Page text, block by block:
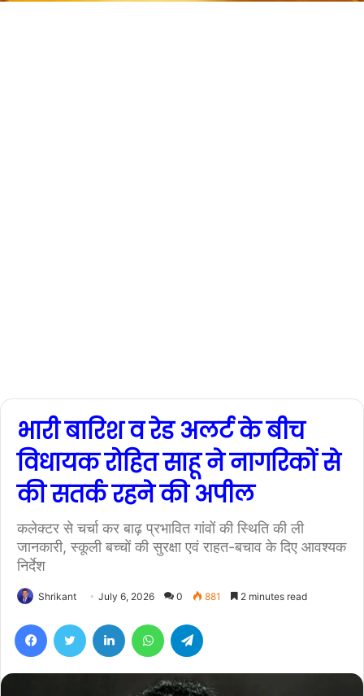
भारी बारिश व रेड अलर्ट के बीच
विधायक रोहित साहू ने नागरिकों से
की सतर्क रहने की अपील
कलेक्टर से चर्चा कर बाढ़ प्रभावित गांवों की स्थिति की ली
जानकारी, स्कूली बच्चों की सुरक्षा एवं राहत-बचाव के दिए आवश्यक
निर्देश
Shrikant July 6, 2026 0 881 2 minutes read